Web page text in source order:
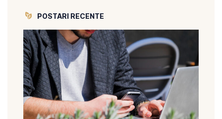
POSTARI RECENTE